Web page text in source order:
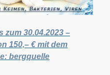
zum 30.04.2023 –
150,– € mit dem
bergquelle